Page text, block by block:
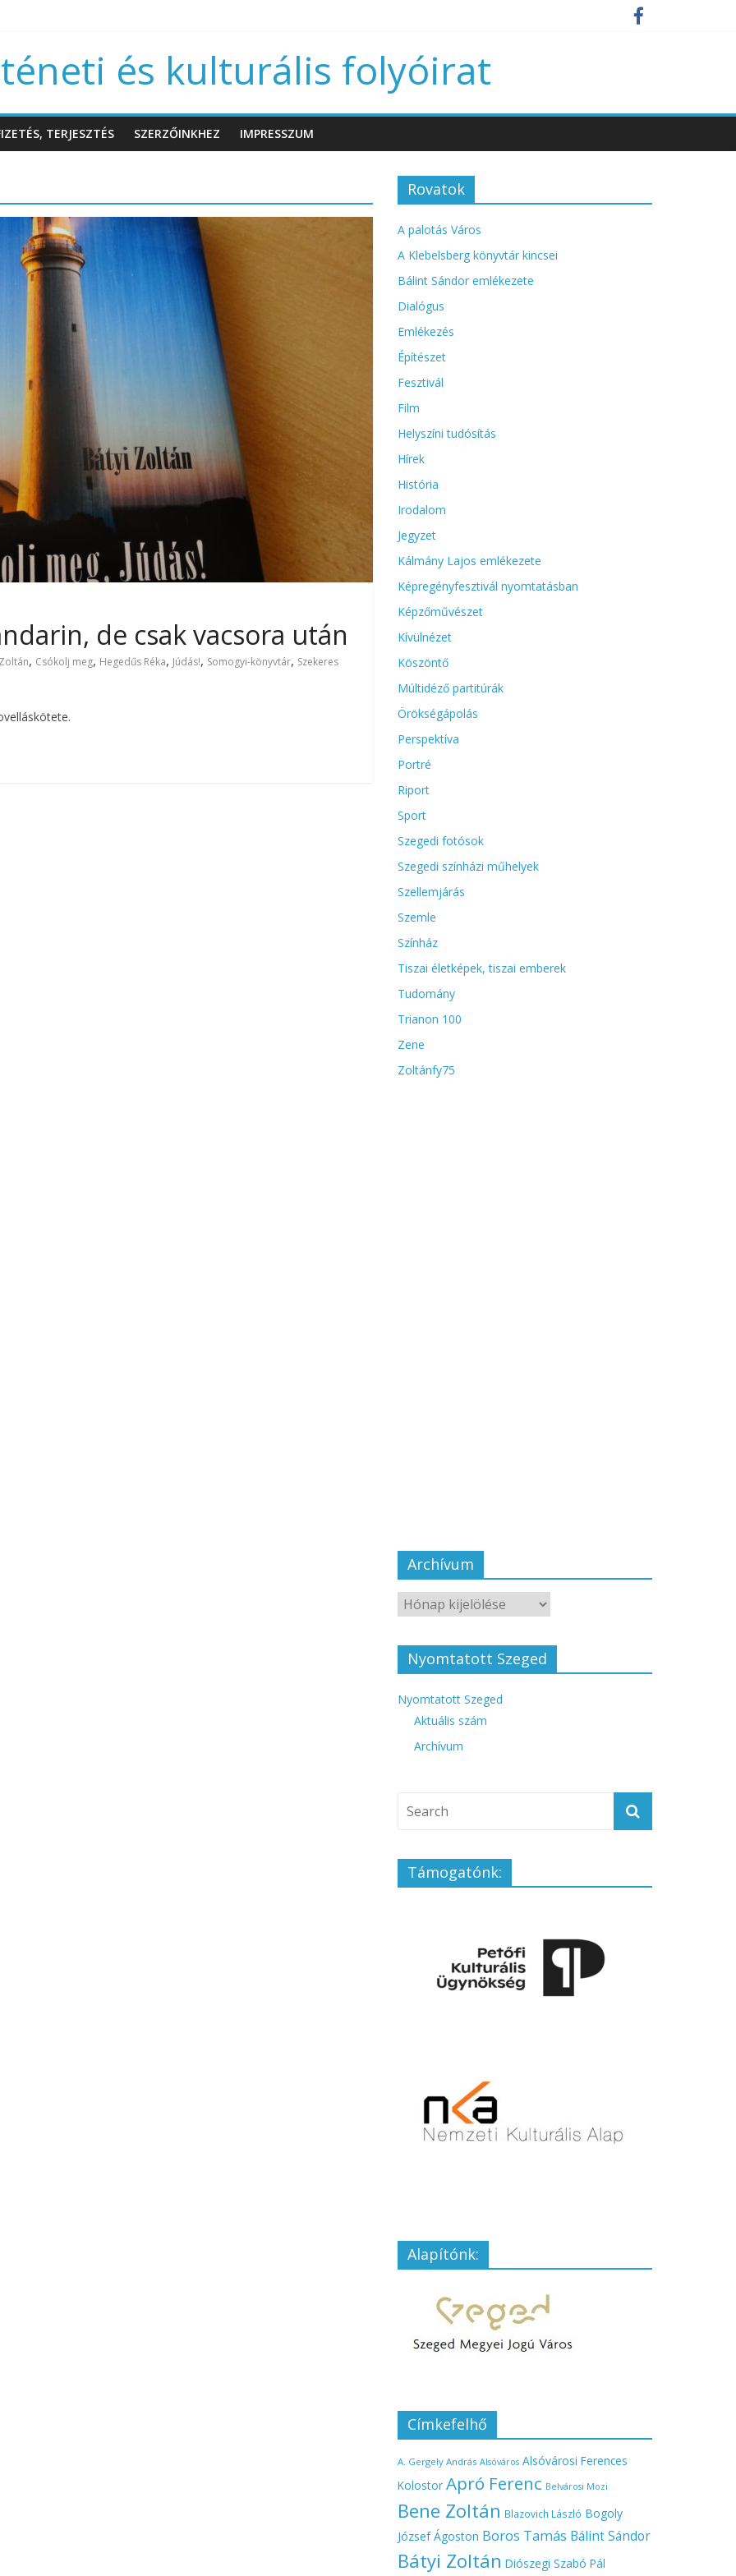
és kulturális folyóirat
TERJESZTÉS SZERZŐINKHEZ IMPRESSZUM
de csak vacsora után
, Csókolj meg, Hegedűs Réka, Júdás!, Somogyi-könyvtár, Szekeres
Rovatok
A palotás Város
A Klebelsberg könyvtár kincsei
Bálint Sándor emlékezete
Dialógus
Emlékezés
Építészet
Fesztivál
Film
Helyszíni tudósítás
Hírek
História
Irodalom
Jegyzet
Kálmány Lajos emlékezete
Képregényfesztivál nyomtatásban
Képzőművészet
Kívülnézet
Köszöntő
Múltidéző partitúrák
Örökségápolás
Perspektíva
Portré
Riport
Sport
Szegedi fotósok
Szegedi színházi műhelyek
Szellemjárás
Szemle
Színház
Tiszai életképek, tiszai emberek
Tudomány
Trianon 100
Zene
Zoltánfy75
Archívum
Nyomtatott Szeged
Nyomtatott Szeged
Aktuális szám
Archívum
Támogatónk:
Alapítónk:
Címkefelhő
A. Gergely András Alsóváros Alsóvárosi Ferences
Kolostor Apró Ferenc Belvárosi Mozi
Bene Zoltán Blazovich László Bogoly
József Ágoston Boros Tamás Bálint Sándor
Bátyi Zoltán Diószegi Szabó Pál